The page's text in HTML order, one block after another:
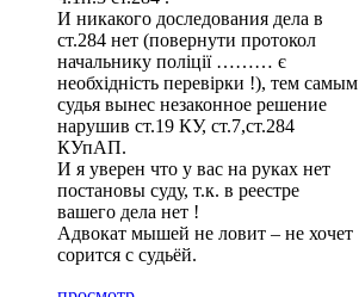
И никакого доследования дела в
ст.284 нет (повернути протокол
начальнику поліції ……… є
необхідність перевірки !), тем самым
судья вынес незаконное решение
нарушив ст.19 КУ, ст.7,ст.284
КУпАП.
И я уверен что у вас на руках нет
постановы суду, т.к. в реестре
вашего дела нет !
Адвокат мышей не ловит – не хочет
сорится с судьёй.